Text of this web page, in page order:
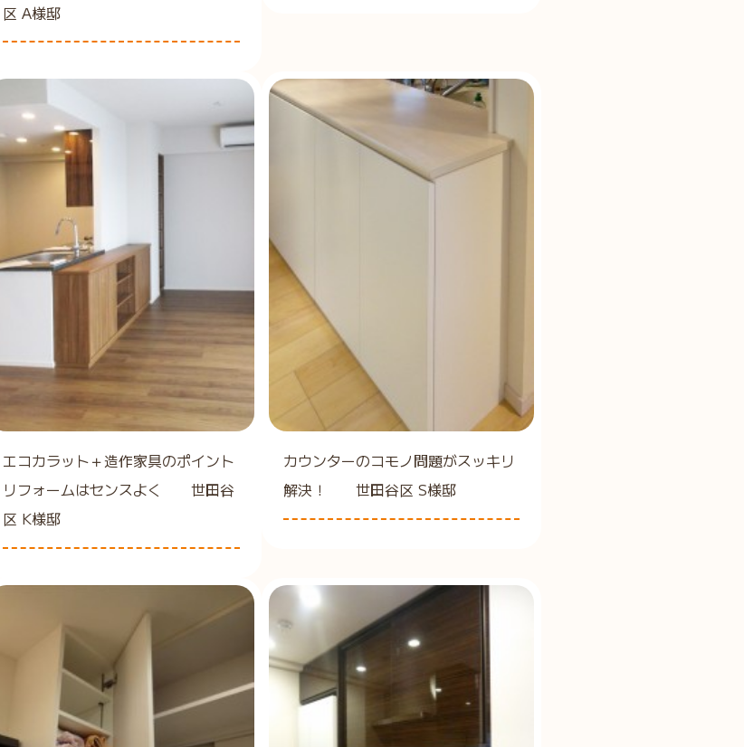
区 A様邸
エコカラット＋造作家具のポイント
リフォームはセンスよく 世田谷
区 K様邸
カウンターのコモノ問題がスッキリ
解決！ 世田谷区 S様邸